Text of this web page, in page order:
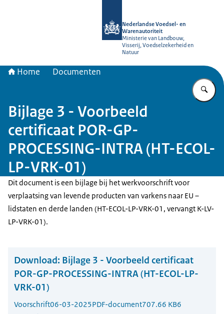
Nederlandse Voedsel- en
Warenautoriteit
Ministerie van Landbouw,
Visserij, Voedselzekerheid en
Natuur
Home Documenten
Bijlage 3 - Voorbeeld
certificaat POR-GP-
PROCESSING-INTRA (HT-ECOL-
LP-VRK-01)
Dit document is een bijlage bij het werkvoorschrift voor
verplaatsing van levende producten van varkens naar EU –
lidstaten en derde landen (HT-ECOL-LP-VRK-01, vervangt K-LV-
LP-VRK-01).
Download: Bijlage 3 - Voorbeeld certificaat
POR-GP-PROCESSING-INTRA (HT-ECOL-LP-
VRK-01)
Voorschrift06-03-2025PDF-document707.66 KB6